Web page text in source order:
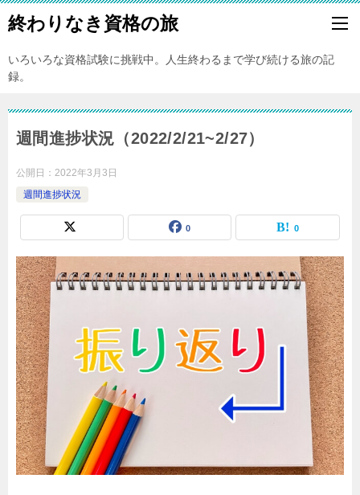
終わりなき資格の旅
いろいろな資格試験に挑戦中。人生終わるまで学び続ける旅の記
録。
週間進捗状況（2022/2/21~2/27）
公開日： 2022年3月3日
週間進捗状況
0 0